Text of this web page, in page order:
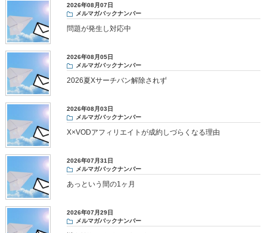
2026年08月07日
メルマガバックナンバー
問題が発生し対応中
2026年08月05日
メルマガバックナンバー
2026夏Xサーチバン解除されず
2026年08月03日
メルマガバックナンバー
X×VODアフィリエイトが成約しづらくなる理由
2026年07月31日
メルマガバックナンバー
あっという間の1ヶ月
2026年07月29日
メルマガバックナンバー